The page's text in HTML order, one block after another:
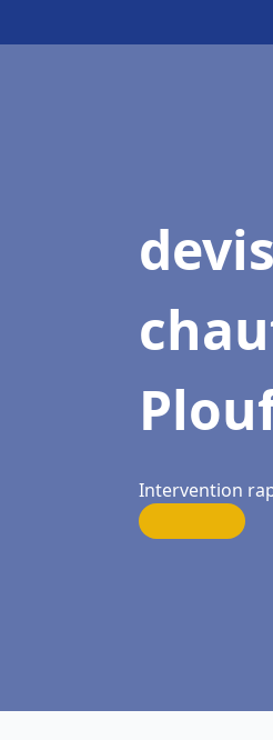
Intervention